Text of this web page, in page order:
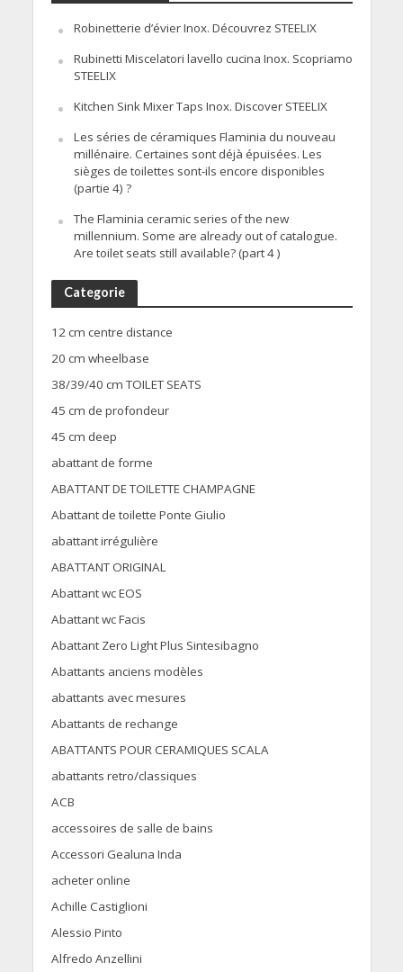
Robinetterie d’évier Inox. Découvrez STEELIX
Rubinetti Miscelatori lavello cucina Inox. Scopriamo
STEELIX
Kitchen Sink Mixer Taps Inox. Discover STEELIX
Les séries de céramiques Flaminia du nouveau
millénaire. Certaines sont déjà épuisées. Les
sièges de toilettes sont-ils encore disponibles
(partie 4) ?
The Flaminia ceramic series of the new
millennium. Some are already out of catalogue.
Are toilet seats still available? (part 4 )
Categorie
12 cm centre distance
20 cm wheelbase
38/39/40 cm TOILET SEATS
45 cm de profondeur
45 cm deep
abattant de forme
ABATTANT DE TOILETTE CHAMPAGNE
Abattant de toilette Ponte Giulio
abattant irrégulière
ABATTANT ORIGINAL
Abattant wc EOS
Abattant wc Facis
Abattant Zero Light Plus Sintesibagno
Abattants anciens modèles
abattants avec mesures
Abattants de rechange
ABATTANTS POUR CERAMIQUES SCALA
abattants retro/classiques
ACB
accessoires de salle de bains
Accessori Gealuna Inda
acheter online
Achille Castiglioni
Alessio Pinto
Alfredo Anzellini